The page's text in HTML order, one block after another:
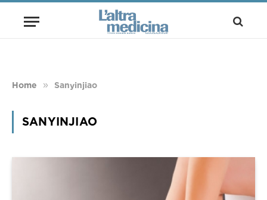
Home » Sanyinjiao
SANYINJIAO